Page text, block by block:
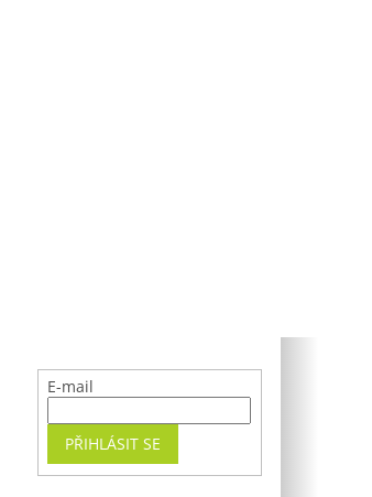
E-mail
PŘIHLÁSIT SE